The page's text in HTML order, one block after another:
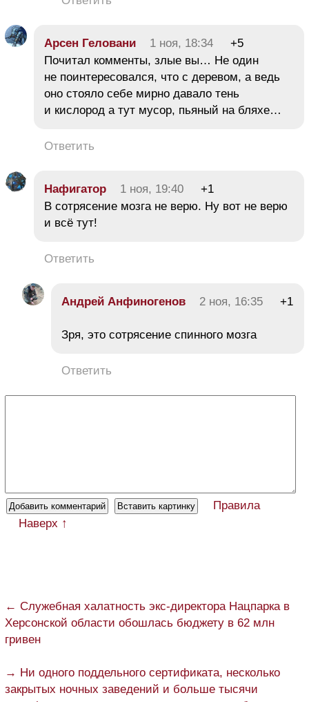
Арсен Геловани 1 ноя, 18:34
+5
Почитал комменты, злые вы… Не один
не поинтересовался, что с деревом, а ведь
оно стояло себе мирно давало тень
и кислород а тут мусор, пьяный на бляхе…
Ответить
Нафигатор 1 ноя, 19:40
+1
В сотрясение мозга не верю. Ну вот не верю
и всё тут!
Ответить
Андрей Анфиногенов 2 ноя, 16:35 +1
Зря, это сотрясение спинного мозга
Ответить
Правила
Наверх ↑
← Служебная халатность экс-директора Нацпарка в
Херсонской области обошлась бюджету в 62 млн
гривен
→ Ни одного поддельного сертификата, несколько
закрытых ночных заведений и больше тысячи